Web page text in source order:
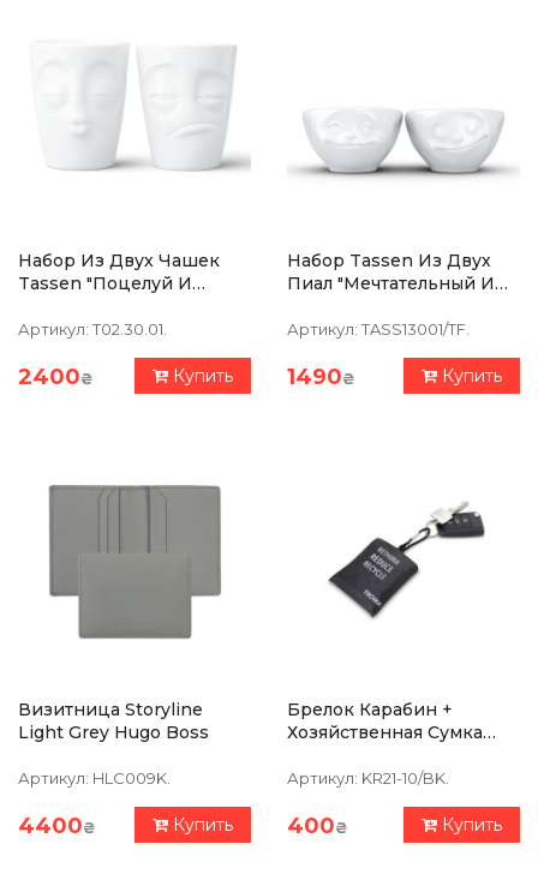
Набор Из Двух Чашек
Tassen "Поцелуй И
Артикул: T02.30.01.
2400₴ Купить
Набор Tassen Из Двух
Пиал "Мечтательный И
Фарфор
Артикул: TASS13001/TF.
1490₴ Купить
Визитница Storyline
Light Grey Hugo Boss
Артикул: HLC009K.
4400₴ Купить
Брелок Карабин +
Хозяйственная Сумка
Артикул: KR21-10/BK.
400₴ Купить